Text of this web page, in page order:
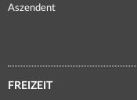
Aszendent
FREIZEIT